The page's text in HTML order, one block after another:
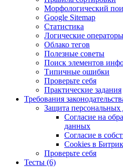
Морфологический
Google Sitemap
Статистика
Логические операторы
Облако тегов
Полезные советы
Поиск элементов
Типичные ошибки
Проверьте себя
Практические задания
Требования
Защита
Согласие на
данных
Согласие в
Cookies в
Проверьте себя
Тесты (6)